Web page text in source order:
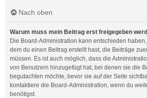
Nach oben
Warum muss mein Beitrag erst freigegeben
Die Board-Administration kann entschieden
dem du einen Beitrag erstellt hast, die Beiträge
müssen. Es ist auch möglich, dass die
von Benutzern hinzugefügt hat, bei denen sie die
begutachten möchte, bevor sie auf der Seite
kontaktiere die Board-Administration, wenn du
benötigst.